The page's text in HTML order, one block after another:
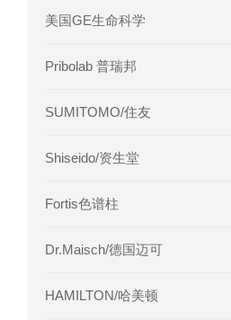
美国GE生命科学
Pribolab 普瑞邦
SUMITOMO/住友
Shiseido/资生堂
Fortis色谱柱
Dr.Maisch/德国迈可
HAMILTON/哈美顿